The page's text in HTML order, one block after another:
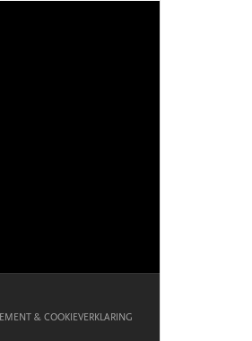
& COOKIEVERKLARING